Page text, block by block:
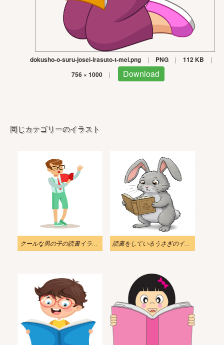
dokusho-o-suru-josei-irasuto-t-mei.png | PNG | 112 KB |
756 × 1000 | Download
同じカテゴリーのイラスト
クールな男の子の読書イラスト 読書をしているうさぎのイラストイメージ